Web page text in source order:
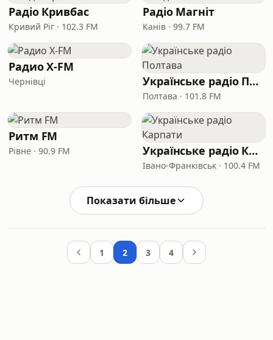
Радіо Кривбас
Кривий Ріг · 102.3 FM
Радіо Магніт
Канів · 99.7 FM
Радио X-FM
Чернівці Українське радіо Полтава
Полтава · 101.8 FM
Ритм FM
Рівне · 90.9 FM Українське радіо Карпати
Івано-Франківськ · 100.4 FM
Показати більше
1 2 3 4